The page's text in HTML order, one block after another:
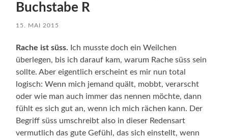
Buchstabe R
15. MAI 2015
Rache ist süss. Ich musste doch ein Weilchen
überlegen, bis ich darauf kam, warum Rache süss sein
sollte. Aber eigentlich erscheint es mir nun total
logisch: Wenn mich jemand quält, mobbt, verarscht
oder wie man auch immer das nennen möchte, dann
fühlt es sich gut an, wenn ich mich rächen kann. Der
Begriff süss umschreibt also in dieser Redensart
vermutlich das gute Gefühl, das sich einstellt, wenn